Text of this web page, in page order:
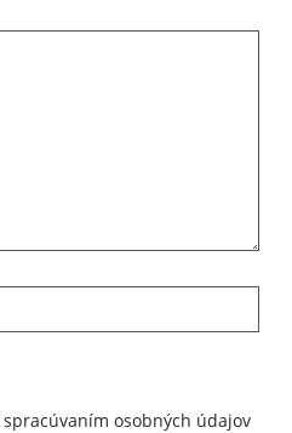
spracúvaním osobných údajov